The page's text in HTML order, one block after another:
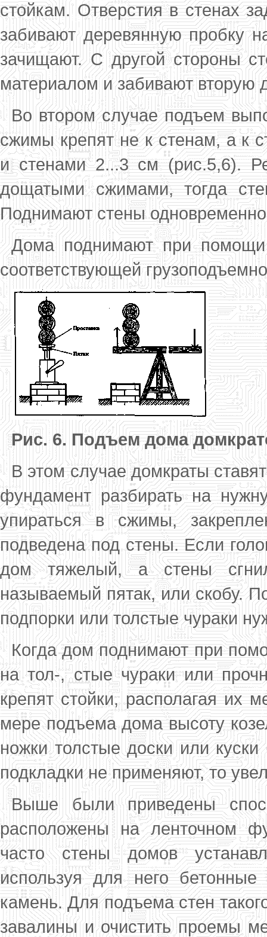
стойкам. Отверстия в стенах
заби­вают деревянную пробку
зачищают. С дру­гой стороны
материалом и забивают вто­рую
Во втором случае подъем
сжимы крепят не к стенам, а к
и стенами 2...3 см (рис.5,6).
дощатыми сжимами, тог­да
Поднимают стены
Дома поднимают при помощи
соответствую­щей
Рис. 6. Подъем дома
В этом случае домкраты
фун­дамент разбирать на
упираться в сжимы,
подведена под стены. Если
дом тяжелый, а стены
называемый пятак, или скобу.
подпорки или толстые чураки
Когда дом поднимают при
на тол-, стые чураки или
крепят стойки, распо­лагая их
мере подъема дома высоту
ножки толстые доски или
под­кладки не применяют, то
Выше были приведены
расположены на ленточном
часто стены домов
используя для него
камень. Для подъема стен
завалины и очистить проемы